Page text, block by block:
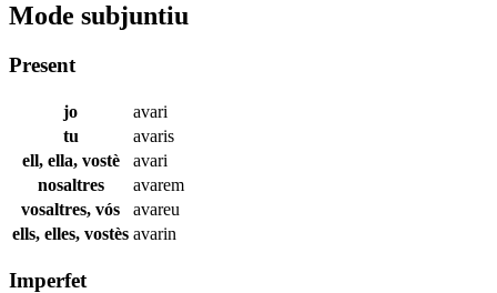
Mode subjuntiu
Present
jo
avari
tu
avaris
ell, ella, vostè
avari
nosaltres
avarem
vosaltres, vós
avareu
ells, elles, vostès avarin
Imperfet